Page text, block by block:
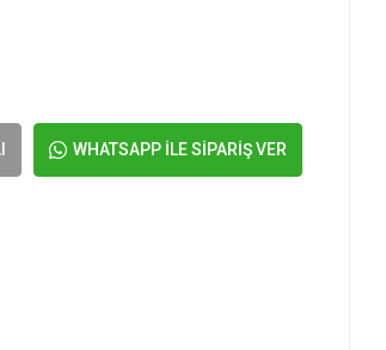
WHATSAPP İLE SİPARİŞ VER